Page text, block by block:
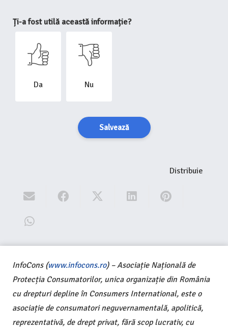
Ți-a fost utilă această informație?
Da Nu
Salvează
Distribuie
InfoCons (www.infocons.ro) – Asociație Națională de
Protecția Consumatorilor, unica organizație din România
cu drepturi depline în Consumers International, este o
asociație de consumatori neguvernamentală, apolitică,
reprezentativă, de drept privat, fără scop lucrativ, cu